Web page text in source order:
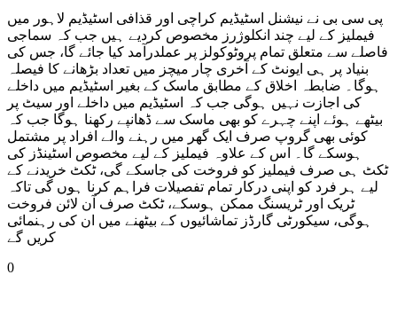
پی سی بی نے نیشنل اسٹیڈیم کراچی اور قذافی اسٹیڈیم لاہور میں
فیملیز کے لیے چند انکلوژرز مخصوص کردیے ہیں جب کہ سماجی
فاصلے سے متعلق تمام پروٹوکولز پر عملدرآمد کیا جائے گا، جس کی
بنیاد پر ہی ایونٹ کے آخری چار میچز میں تعداد بڑھانے کا فیصلہ
ہوگا۔ ضابطہ اخلاق کے مطابق ماسک کے بغیر اسٹیڈیم میں داخلے
کی اجازت نہیں ہوگی جب کہ اسٹیڈیم میں داخلے اور سیٹ پر
بیٹھے ہوئے اپنے چہرے کو بھی ماسک سے ڈھانپے رکھنا ہوگا جب کہ
کوئی بھی گروپ صرف ایک گھر میں رہنے والے افراد پر مشتمل
ہوسکے گا۔ اس کے علاوہ فیملیز کے لیے مخصوص اسٹینڈز کی
ٹکٹ ہی صرف فیملیز کو فروخت کی جاسکے گی، ٹکٹ خریدنے کے
لیے ہر فرد کو اپنی درکار تمام تفصیلات فراہم کرنا ہوں گی تاکہ
ٹریک اور ٹریسنگ ممکن ہوسکے، ٹکٹ صرف آن لائن فروخت
ہوگی، سیکورٹی گارڈز تماشائیوں کے بیٹھنے میں ان کی رہنمائی
کریں گے
0